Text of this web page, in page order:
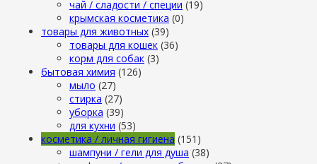
чай / сладости / специи (19)
крымская косметика (0)
товары для животных (39)
товары для кошек (36)
корм для собак (3)
бытовая химия (126)
мыло (27)
стирка (27)
уборка (39)
для кухни (53)
косметика / личная гигиена (151)
шампуни / гели для душа (38)